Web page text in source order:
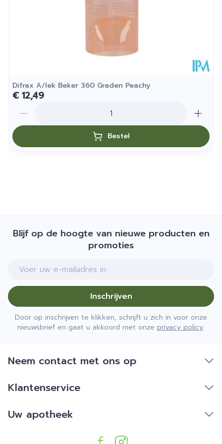
Difrax A/lek Beker 360 Graden Peachy
€ 12,49
Bestel
Blijf op de hoogte van nieuwe producten en
promoties
E-mail adres
Inschrijven
Door op inschrijven te klikken, schrijft u zich in voor onze
nieuwsbrief en gaat u akkoord met onze privacy policy.
Neem contact met ons op
Klantenservice
Uw apotheek